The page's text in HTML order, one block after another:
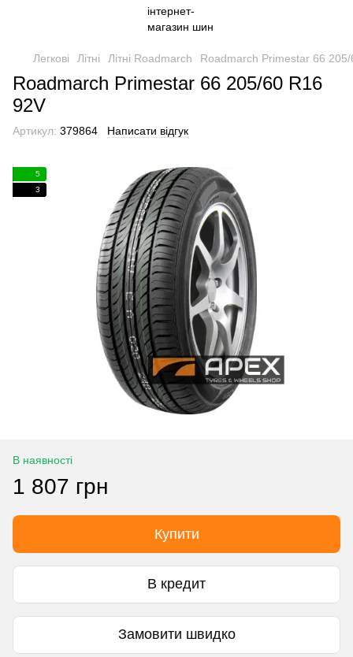
Легкові Літні Літні Roadmarch Roadmarch Primestar 66
Roadmarch Primestar 66 205/60 R16
92V
Артикул: 379864 Написати відгук
5
3
В наявності
1 807 грн
Купити
В кредит
Замовити швидко